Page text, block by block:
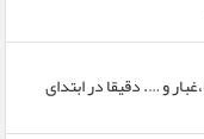
و …. دقیقا در ابتدای